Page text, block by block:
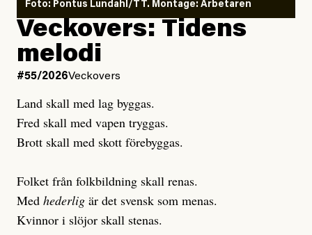
Publicerad6 August, 2026
Uppdaterad7 August, 2026
Publicerad3 August, 2026
Uppdaterad3 August, 2026
Foto: Pontus Lundahl/TT. Montage: Arbetaren
Veckovers: Tidens
melodi
#55/2026Veckovers
Land skall med lag byggas.
Fred skall med vapen tryggas.
Brott skall med skott förebyggas.
Folket från folkbildning skall renas.
Med hederlig är det svensk som menas.
Kvinnor i slöjor skall stenas.